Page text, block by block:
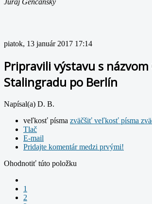
piatok, 13 január 2017 17:14
Pripravili výstavu s názvom
Stalingradu po Berlín
Napísal(a) D. B.
veľkosť písma zväčšiť veľkosť písma
Tlač
E-mail
Pridajte komentár medzi prvými!
Ohodnotiť túto položku
1
2